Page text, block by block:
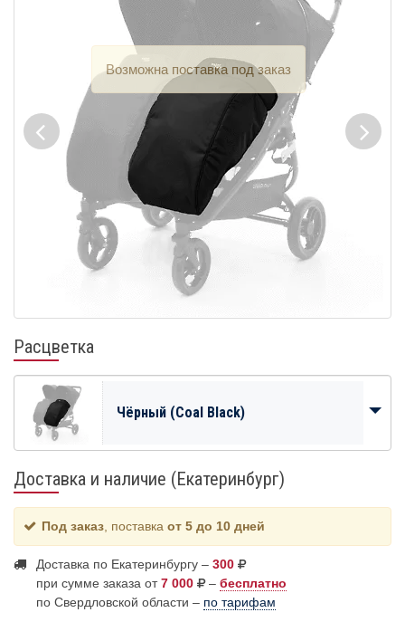
Расцветка
Чёрный (Coal Black)
Доставка и наличие (Екатеринбург)
Под заказ , поставка от 5 до 10 дней
Доставка по Екатеринбургу – 300
при сумме заказа от7 000 – бесплатно
по Свердловской области – по тарифам